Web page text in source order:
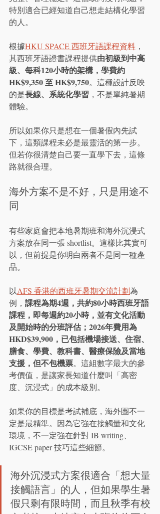
特別適合已經知道自己想走結構化學習
的人。
根據HKU SPACE 西班牙語課程資料 ，
其西班牙語證書課程提供由初級到中高
級、每科120小時的架構，學費約
HK$9,350 至 HK$9,750。這種設計反映
的是長線、系統化學習 ，不是單純暑期
體驗。
所以如果你只是想在一個暑假內先試
下，這類課程未必是最靈活的第一步。
但若你很清楚自己要一直學下去，這條
路就很合理。
海外方案不是不好，只是用途不
同
有些家庭會把本地暑期班和海外沉浸式
方案放在同一張 shortlist。這樣比其實可
以，但前提是你明白兩者不是同一種產
品。
以AFS 香港的西班牙暑期交流計劃為
例， 課程為期4週，共約80小時西班牙語
課程，即每週約20小時，並有文化活動
及開始時的分班評估；2026年費用為
HKD$39,900，已包括機場接送、住宿、
膳食、學費、教科書、醫療保險及當地
支援，但不包機票。這組數字最大的參
考價值，是讓家長知道什麼叫「高密
度、沉浸式」的成本級別。
如果你的目標是考試補底，海外團不一
定是最精準。因為它強在接觸量和文化
環境，不一定強在針對 IB writing、
IGCSE paper 技巧這些細節。
海外沉浸式方案很適合「想大量
接觸語言」的人，但如果學生暑
假只剩有限時間，而且秋季有校